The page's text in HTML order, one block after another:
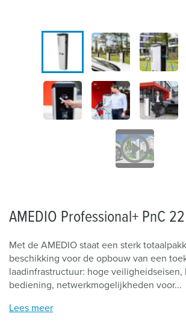
AMEDIO Professional+ PnC 22
Met de AMEDIO staat een sterk
beschikking voor de opbouw van een
laadinfrastructuur: hoge
bediening, netwerkmogelijkheden voor...
Lees meer